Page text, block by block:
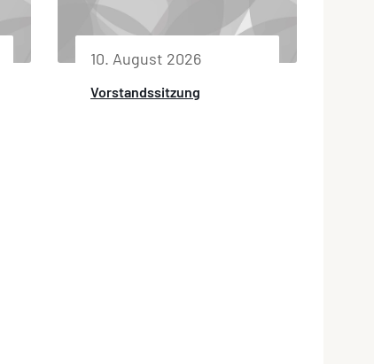
10. August 2026
Vorstandssitzung